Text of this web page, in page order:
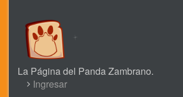
La Página del Panda Zambrano.
USERIngresar